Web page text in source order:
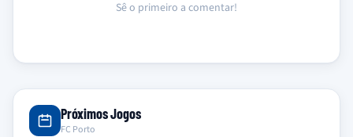
Sê o primeiro a comentar!
Próximos Jogos
FC Porto